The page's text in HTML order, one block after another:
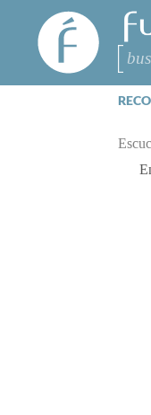
FundéuRAE
- Fundación
del Español
Urgente
Buscar